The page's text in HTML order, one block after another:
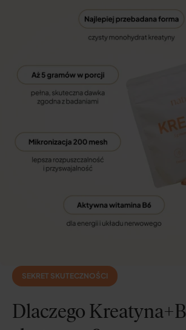
SEKRET SKUTECZNOŚCI
Dlaczego